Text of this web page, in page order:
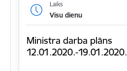
Laiks
Visu dienu
Ministra darba plāns
12.01.2020.-19.01.2020.